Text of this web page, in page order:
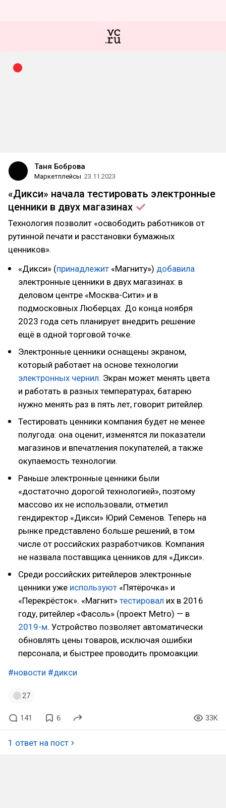
Таня Боброва
Маркетплейсы 23.11.2023
«Дикси» начала тестировать электронные
ценники в двух магазинах
Технология позволит «освободить работников от
рутинной печати и расстановки бумажных
ценников».
«Дикси» (принадлежит «Магниту») добавила
электронные ценники в двух магазинах: в
деловом центре «Москва-Сити» и в
подмосковных Люберцах. До конца ноября
2023 года сеть планирует внедрить решение
ещё в одной торговой точке.
Электронные ценники оснащены экраном,
который работает на основе технологии
электронных чернил. Экран может менять цвета
и работать в разных температурах, батарею
нужно менять раз в пять лет, говорит ритейлер.
Тестировать ценники компания будет не менее
полугода: она оценит, изменятся ли показатели
магазинов и впечатления покупателей, а также
окупаемость технологии.
Раньше электронные ценники были
«достаточно дорогой технологией», поэтому
массово их не использовали, отметил
гендиректор «Дикси» Юрий Семенов. Теперь на
рынке представлено больше решений, в том
числе от российских разработчиков. Компания
не назвала поставщика ценников для «Дикси».
Среди российских ритейлеров электронные
ценники уже используют «Пятёрочка» и
«Перекрёсток». «Магнит» тестировал их в 2016
году, ритейлер «Фасоль» (проект Metro) — в
2019-м. Устройство позволяет автоматически
обновлять цены товаров, исключая ошибки
персонала, и быстрее проводить промоакции.
#новости #дикси
27
141 6 33K
1 ответ на пост